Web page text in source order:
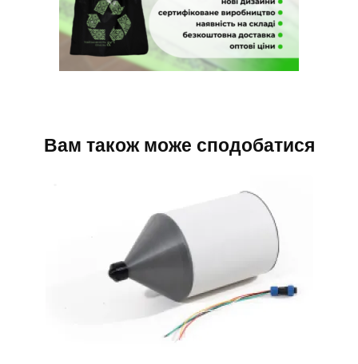
Вам також може сподобатися